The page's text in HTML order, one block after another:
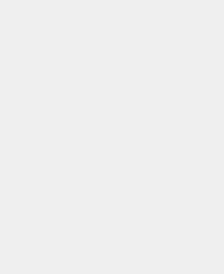
참좋은 트
곡 메들리